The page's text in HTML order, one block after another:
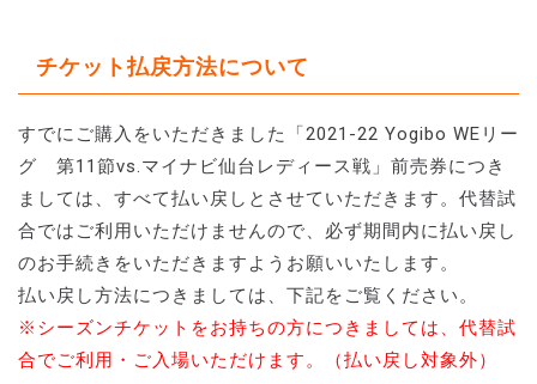
チケット払戻方法について
すでにご購入をいただきました「2021-22 Yogibo WEリー
グ 第11節vs.マイナビ仙台レディース戦」前売券につき
ましては、すべて払い戻しとさせていただきます。代替試
合ではご利用いただけませんので、必ず期間内に払い戻し
のお手続きをいただきますようお願いいたします。
払い戻し方法につきましては、下記をご覧ください。
※シーズンチケットをお持ちの方につきましては、代替試
合でご利用・ご入場いただけます。（払い戻し対象外）